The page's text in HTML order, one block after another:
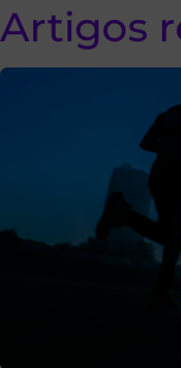
Artigos